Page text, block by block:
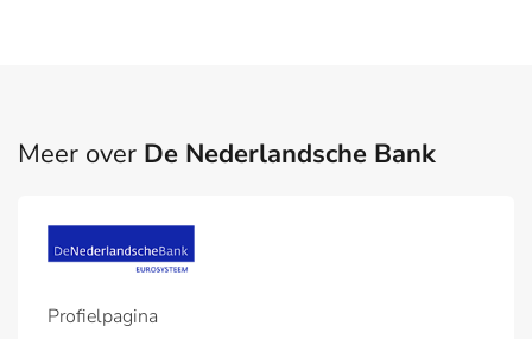
Meer over De Nederlandsche Bank
Profielpagina